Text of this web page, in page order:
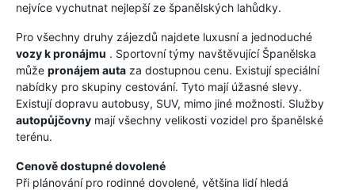
nejvíce vychutnat nejlepší ze španělských lahůdky.
Pro všechny druhy zájezdů najdete luxusní a jednoduché
vozy k pronájmu . Sportovní týmy navštěvující Španělska
může pronájem auta za dostupnou cenu. Existují speciální
nabídky pro skupiny cestování. Tyto mají úžasné slevy.
Existují dopravu autobusy, SUV, mimo jiné možnosti. Služby
autopůjčovny mají všechny velikosti vozidel pro španělské
terénu.
Cenově dostupné dovolené
Při plánování pro rodinné dovolené, většina lidí hledá